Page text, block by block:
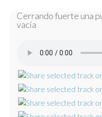
Cerrando fuerte una
vacía